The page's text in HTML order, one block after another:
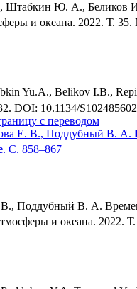
Ю. А., Беликов
и океана. 2022. Т.
Yu.A., Belikov I.B.,
DOI: 10.1134/
с переводом
Е. В., Поддубный В. А.
. С. 858–867
В. А.
и океана. 2022.